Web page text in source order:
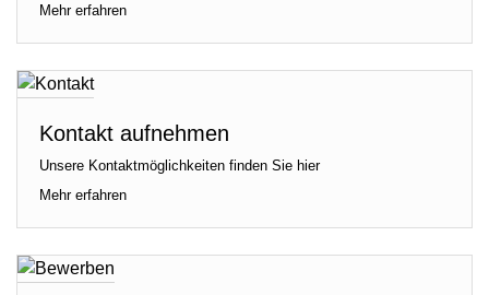
Mehr erfahren
Kontakt aufnehmen
Unsere Kontaktmöglichkeiten finden Sie hier
Mehr erfahren